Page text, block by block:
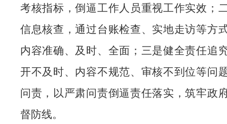
考核指标，倒逼工作人员重视工作实效；
信息核查，通过台账检查、实地走访等方
内容准确、及时、全面；三是健全责任追
开不及时、内容不规范、审核不到位等问
问责，以严肃问责倒逼责任落实，筑牢政
督防线。